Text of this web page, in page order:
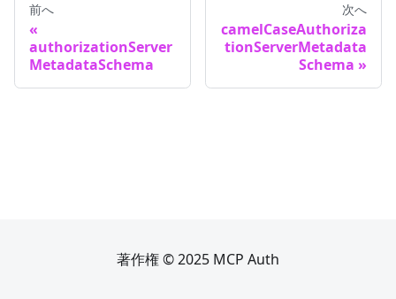
前へ
authorizationServer
MetadataSchema
次へ
camelCaseAuthoriza
tionServerMetadata
Schema
著作権 © 2025 MCP Auth